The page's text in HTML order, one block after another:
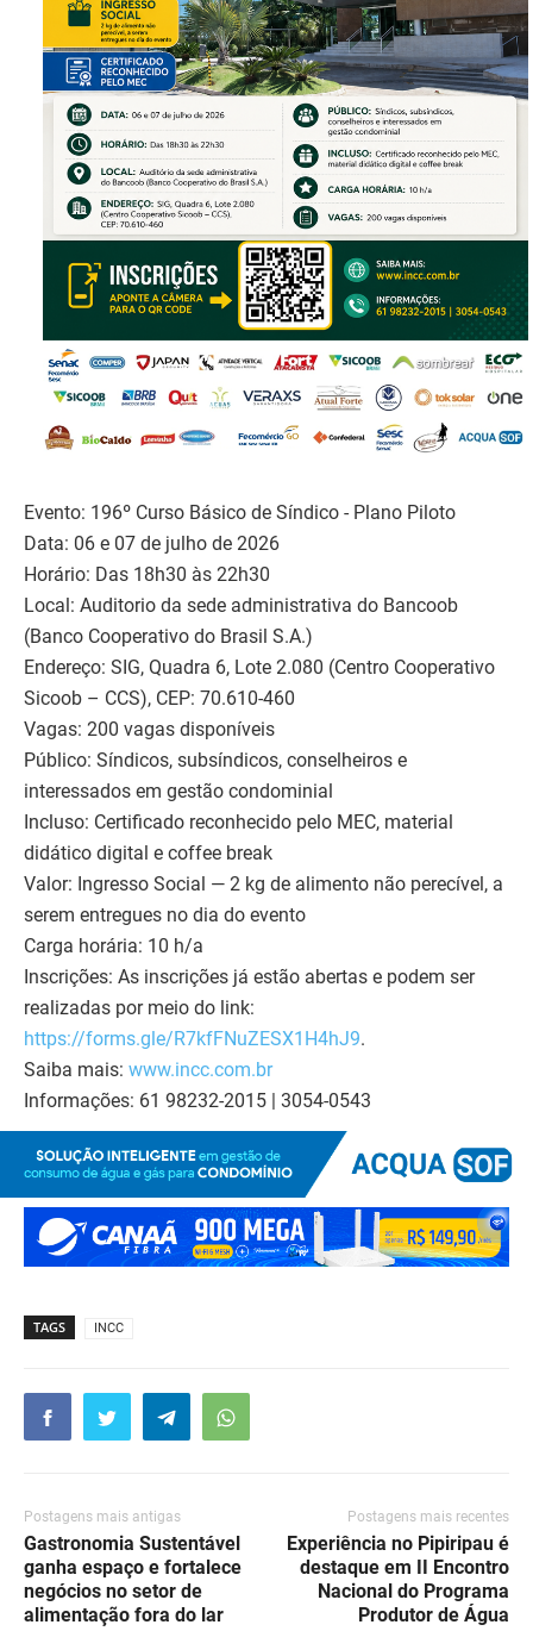
Evento: 196º Curso Básico de Síndico - Plano Piloto
Data: 06 e 07 de julho de 2026
Horário: Das 18h30 às 22h30
Local: Auditorio da sede administrativa do Bancoob
(Banco Cooperativo do Brasil S.A.)
Endereço: SIG, Quadra 6, Lote 2.080 (Centro Cooperativo
Sicoob – CCS), CEP: 70.610-460
Vagas: 200 vagas disponíveis
Público: Síndicos, subsíndicos, conselheiros e
interessados em gestão condominial
Incluso: Certificado reconhecido pelo MEC, material
didático digital e coffee break
Valor: Ingresso Social — 2 kg de alimento não perecível, a
serem entregues no dia do evento
Carga horária: 10 h/a
Inscrições: As inscrições já estão abertas e podem ser
realizadas por meio do link:
https://forms.gle/R7kfFNuZESX1H4hJ9.
Saiba mais: www.incc.com.br
Informações: 61 98232-2015 | 3054-0543
TAGS INCC
Postagens mais antigas
Gastronomia Sustentável
ganha espaço e fortalece
negócios no setor de
alimentação fora do lar
Postagens mais recentes
Experiência no Pipiripau é
destaque em II Encontro
Nacional do Programa
Produtor de Água